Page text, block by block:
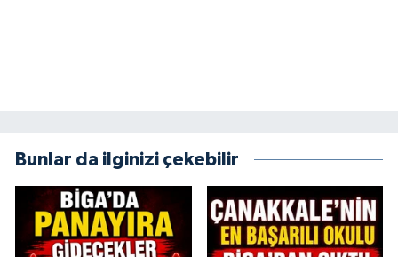
Bunlar da ilginizi çekebilir